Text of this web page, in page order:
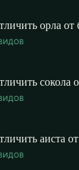
орла от
сокола
аиста